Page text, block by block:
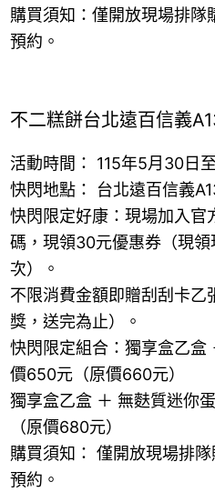
購買須知：僅開放現場排隊
預約。
不二糕餅台北遠百信義
活動時間： 115年5月30日
快閃地點： 台北遠百信義
快閃限定好康：現場加入官
碼，現領30元優惠券（現
次）。
不限消費金額即贈刮刮卡乙
獎，送完為止）。
快閃限定組合：獨享盒乙盒
價650元（原價660元）
獨享盒乙盒 ＋ 無麩質迷你
（原價680元）
購買須知： 僅開放現場排
預約。